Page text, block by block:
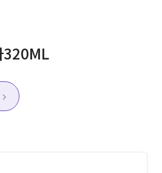
320ML